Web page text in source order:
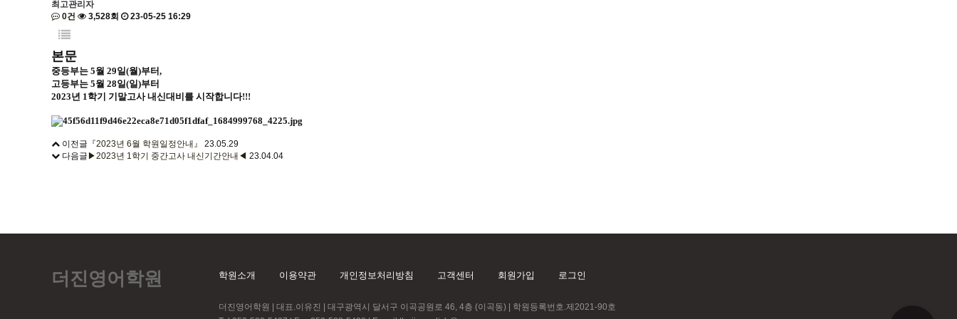
최고관리자
0건
3,528회 23-05-25 16:29
본문
중등부는 5월 29일(월)부터,
고등부는 5월 28일(일)부터
2023년 1학기 기말고사 내신대비를 시작합니다!!!
이전글 『2023년 6월 학원일정안내』
23.05.29
다음글 ▶2023년 1학기 중간고사 내신기간안내◀ 23.04.04
더진영어학원 학원소개 이용약관 개인정보처리방침 고객센터 회원가입 로그인
더진영어학원 | 대표.이유진 | 대구광역시 달서구 이곡공원로 46, 4층 (이곡동) | 학원등록번호.제2021-90호